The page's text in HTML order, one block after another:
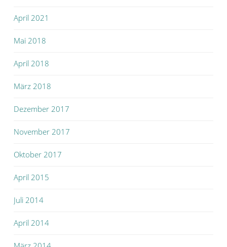
April 2021
Mai 2018
April 2018
März 2018
Dezember 2017
November 2017
Oktober 2017
April 2015
Juli 2014
April 2014